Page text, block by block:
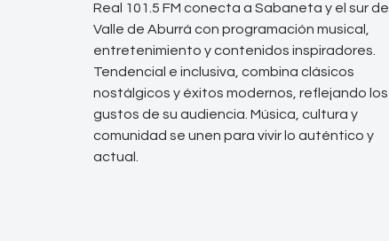
Real 101.5 FM conecta a Sabaneta y el sur del
Valle de Aburrá con programación musical,
entretenimiento y contenidos inspiradores.
Tendencial e inclusiva, combina clásicos
nostálgicos y éxitos modernos, reflejando los
gustos de su audiencia. Música, cultura y
comunidad se unen para vivir lo auténtico y
actual.